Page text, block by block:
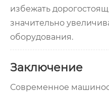
избежать
значительно
оборудования.
Заключение
Современное